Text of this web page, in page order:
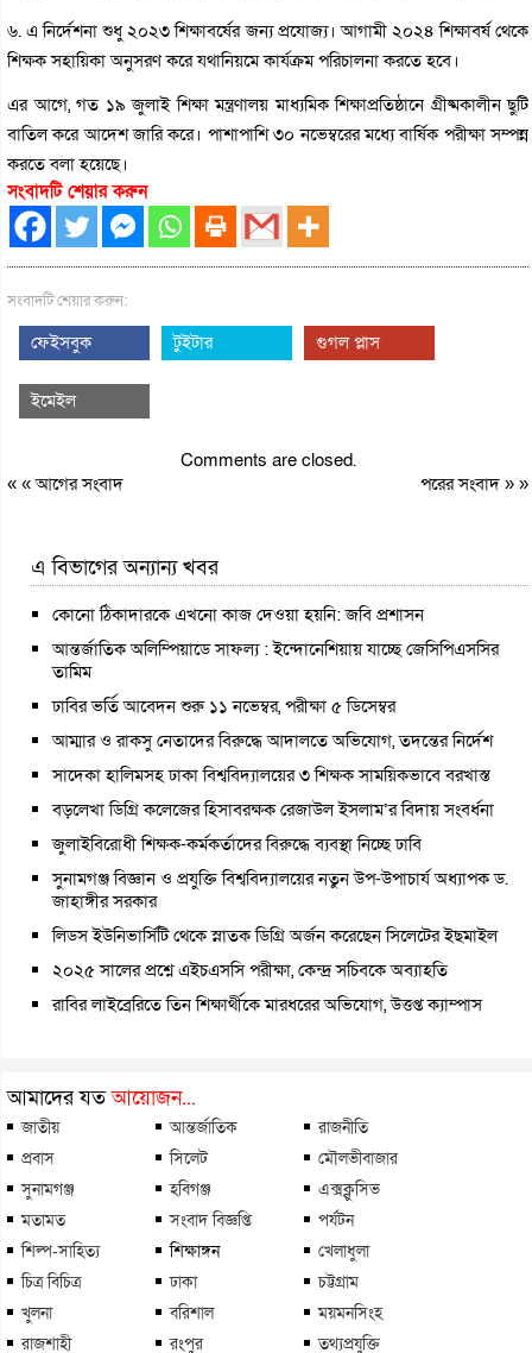
৬. এ নির্দেশনা শুধু ২০২৩ শিক্ষাবর্ষের জন্য প্রযোজ্য। আগামী ২০২৪ শিক্ষাবর্ষ থেকে
শিক্ষক সহায়িকা অনুসরণ করে যথানিয়মে কার্যক্রম পরিচালনা করতে হবে।
এর আগে, গত ১৯ জুলাই শিক্ষা মন্ত্রণালয় মাধ্যমিক শিক্ষাপ্রতিষ্ঠানে গ্রীষ্মকালীন ছুটি
বাতিল করে আদেশ জারি করে। পাশাপাশি ৩০ নভেম্বরের মধ্যে বার্ষিক পরীক্ষা সম্পন্ন
করতে বলা হয়েছে।
সংবাদটি শেয়ার করুন
সংবাদটি শেয়ার করুন:
ফেইসবুক টুইটার গুগল প্লাস
ইমেইল
Comments are closed.
« «আগের সংবাদ পরের সংবাদ» »
এ বিভাগের অন্যান্য খবর
কোনো ঠিকাদারকে এখনো কাজ দেওয়া হয়নি: জবি প্রশাসন
আন্তর্জাতিক অলিম্পিয়াডে সাফল্য : ইন্দোনেশিয়ায় যাচ্ছে জেসিপিএসসির
তামিম
ঢাবির ভর্তি আবেদন শুরু ১১ নভেম্বর, পরীক্ষা ৫ ডিসেম্বর
আম্মার ও রাকসু নেতাদের বিরুদ্ধে আদালতে অভিযোগ, তদন্তের নির্দেশ
সাদেকা হালিমসহ ঢাকা বিশ্ববিদ্যালয়ের ৩ শিক্ষক সাময়িকভাবে বরখাস্ত
বড়লেখা ডিগ্রি কলেজের হিসাবরক্ষক রেজাউল ইসলাম’র বিদায় সংবর্ধনা
জুলাইবিরোধী শিক্ষক-কর্মকর্তাদের বিরুদ্ধে ব্যবস্থা নিচ্ছে ঢাবি
সুনামগঞ্জ বিজ্ঞান ও প্রযুক্তি বিশ্ববিদ্যালয়ের নতুন উপ-উপাচার্য অধ্যাপক ড.
জাহাঙ্গীর সরকার
লিডস ইউনিভার্সিটি থেকে স্নাতক ডিগ্রি অর্জন করেছেন সিলেটের ইছমাইল
২০২৫ সালের প্রশ্নে এইচএসসি পরীক্ষা, কেন্দ্র সচিবকে অব্যাহতি
রাবির লাইব্রেরিতে তিন শিক্ষার্থীকে মারধরের অভিযোগ, উত্তপ্ত ক্যাম্পাস
আমাদের যতআয়োজন...
জাতীয় আন্তর্জাতিক
রাজনীতি
প্রবাস
সিলেট
মৌলভীবাজার
সুনামগঞ্জ
হবিগঞ্জ
এক্সক্লুসিভ
মতামত
সংবাদ বিজ্ঞপ্তি
পর্যটন
শিল্প-সাহিত্য
শিক্ষাঙ্গন
খেলাধুলা
চিত্র বিচিত্র
ঢাকা
চট্টগ্রাম
খুলনা
বরিশাল
ময়মনসিংহ
রাজশাহী
রংপুর তথ্যপ্রযুক্তি